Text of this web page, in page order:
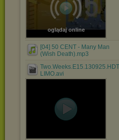
oglądaj online
[04] 50 CENT - Many Man
(Wish Death).mp3
LIMO.avi